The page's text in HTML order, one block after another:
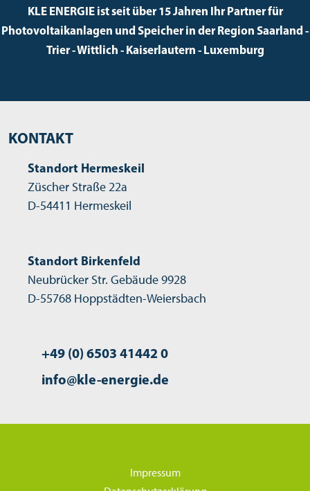
KLE ENERGIE ist seit über 15 Jahren Ihr Partner für
Photovoltaikanlagen und Speicher in der Region Saarland -
Trier - Wittlich - Kaiserlautern - Luxemburg
KONTAKT
Standort Hermeskeil
Züscher Straße 22a
D-54411 Hermeskeil
Standort Birkenfeld
Neubrücker Str. Gebäude 9928
D-55768 Hoppstädten-Weiersbach
+49 (0) 6503 41442 0
info@kle-energie.de
Impressum